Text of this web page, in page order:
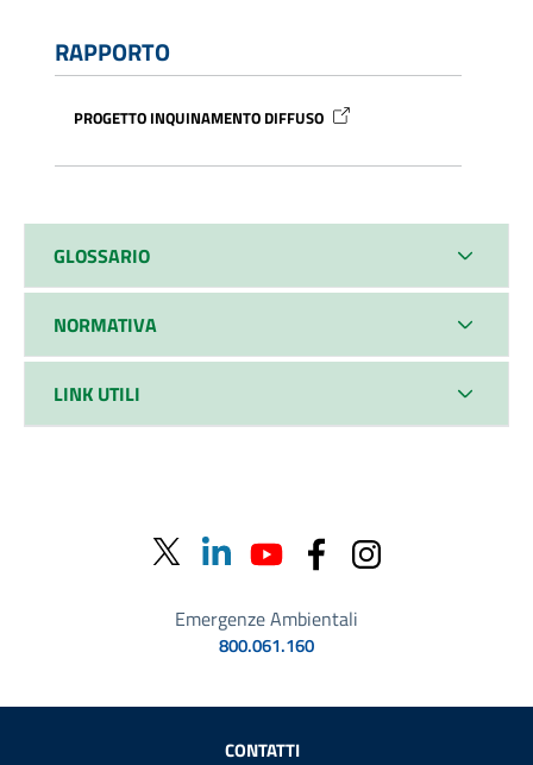
RAPPORTO
PROGETTO INQUINAMENTO DIFFUSO
GLOSSARIO
NORMATIVA
LINK UTILI
Emergenze Ambientali
800.061.160
Sezione Link Utili
CONTATTI